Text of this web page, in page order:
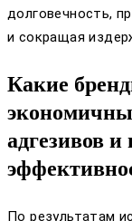
долговечность,
и сокращая
Какие
адгезивов и
По результатам